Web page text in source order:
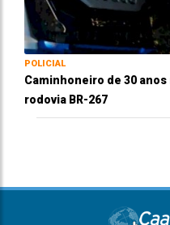
POLICIAL
Caminhoneiro de 30
rodovia BR-267